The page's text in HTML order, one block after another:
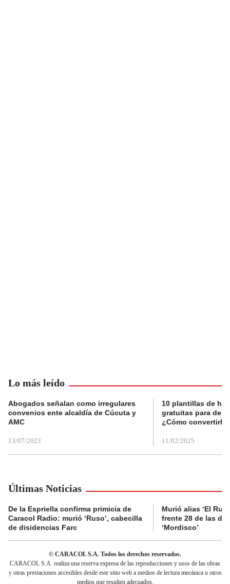
Lo más leído
Abogados señalan como irregulares
convenios ente alcaldía de Cúcuta y
AMC
13/07/2023
10 plantillas de
gratuitas para
¿Cómo convertirla
11/02/2025
Últimas Noticias
De la Espriella confirma primicia de
Caracol Radio: murió ‘Ruso’, cabecilla
de disidencias Farc
Murió alias ‘El
frente 28 de las
‘Mordisco’
© CARACOL S.A. Todos los derechos reservados.
CARACOL S.A. realiza una reserva expresa de las reproducciones y usos de las obras
y otras prestaciones accesibles desde este sitio web a medios de lectura mecánica u otros
medios que resulten adecuados.